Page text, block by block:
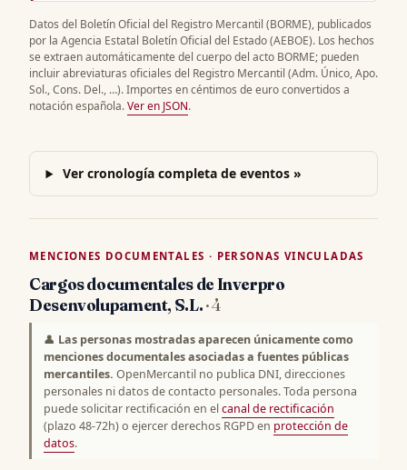
Datos del Boletín Oficial del Registro Mercantil (BORME), publicados
por la Agencia Estatal Boletín Oficial del Estado (AEBOE). Los hechos
se extraen automáticamente del cuerpo del acto BORME; pueden
incluir abreviaturas oficiales del Registro Mercantil (Adm. Único, Apo.
Sol., Cons. Del., …). Importes en céntimos de euro convertidos a
notación española.Ver en JSON.
Ver cronología completa de eventos »
MENCIONES DOCUMENTALES · PERSONAS VINCULADAS
Cargos documentales de Inverpro
Desenvolupament, S.L.· 4
👤 Las personas mostradas aparecen únicamente como
menciones documentales asociadas a fuentes públicas
mercantiles. OpenMercantil no publica DNI, direcciones
personales ni datos de contacto personales. Toda persona
puede solicitar rectificación en elcanal de rectificación
(plazo 48-72h) o ejercer derechos RGPD en protección de
datos.